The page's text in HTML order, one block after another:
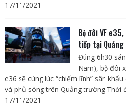
17/11/2021
Bộ đôi VF
tiếp tại Quảng
Đúng 6h30
Nam), bộ đôi
e36 sẽ cùng lúc “chiếm lĩnh” sân
và phủ sóng trên Quảng trường Thời
17/11/2021